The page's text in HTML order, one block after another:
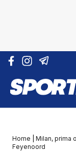
Vai al contenuto
Home
Milan, prima
Feyenoord